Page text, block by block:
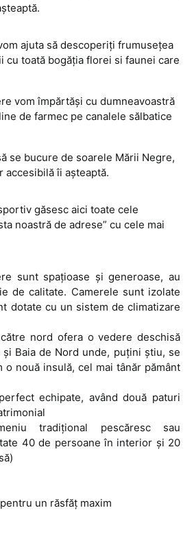
ajuta să descoperiţi frumuseţea
cu toată bogăţia florei si faunei care
vom împărtăşi cu dumneavoastră
de farmec pe canalele sălbatice
se bucure de soarele Mării Negre,
accesibilă îi aşteaptă.
găsesc aici toate cele
noastră de adrese” cu cele mai
sunt spaţioase şi generoase, au
de calitate. Camerele sunt izolate
dotate cu un sistem de climatizare
nord ofera o vedere deschisă
Baia de Nord unde, puţini ştiu, se
o nouă insulă, cel mai tânăr pământ
echipate, având două paturi
tradiţional pescăresc sau
40 de persoane în interior şi 20
un răsfăţ maxim